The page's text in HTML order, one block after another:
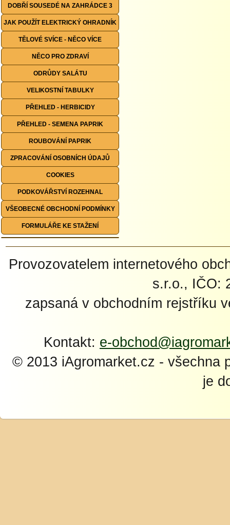
DOBŘÍ SOUSEDÉ NA ZAHRÁDCE 3
JAK POUŽÍT ELEKTRICKÝ OHRADNÍK
TĚLOVÉ SVÍCE - NĚCO VÍCE
NĚCO PRO ZDRAVÍ
ODRŮDY SALÁTU
VELIKOSTNÍ TABULKY
PŘEHLED - HERBICIDY
PŘEHLED - SEMENA PAPRIK
ROUBOVÁNÍ PAPRIK
ZPRACOVÁNÍ OSOBNÍCH ÚDAJŮ
COOKIES
PODKOVÁŘSTVÍ ROZEHNAL
VŠEOBECNÉ OBCHODNÍ PODMÍNKY
FORMULÁŘE KE STAŽENÍ
Provozovatelem internetového
s.r.o., IČO:
zapsaná v obchodním rejstříku
Kontakt: e-
© 2013 iAgromarket.cz - všechna
je